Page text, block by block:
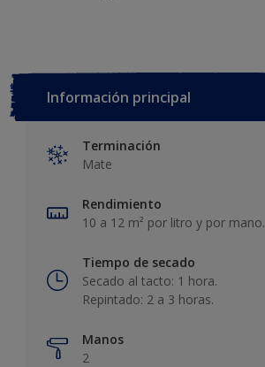
Información principal
Terminación
Mate
Rendimiento
10 a 12 m² por litro y por mano.
Tiempo de secado
Secado al tacto: 1 hora.
Repintado: 2 a 3 horas.
Manos
2